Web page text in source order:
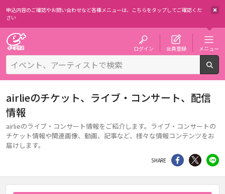
申込内容のご確認やお問い合わせなど各種メニューは、 こちらをタップしてご確認くだ
さい
ログイン 会員登録 メニュー
airlieのチケット、ライブ・コンサート、配信
情報
airlieのライブ・コンサート情報をご紹介します。ライブ・コンサートの
チケット情報や関連画像、動画、記事など、様々な情報コンテンツをお
届けします。
SHARE シェア Twitter